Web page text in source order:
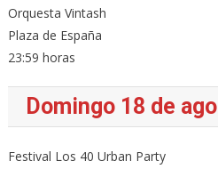
Orquesta Vintash
Plaza de España
23:59 horas
Domingo 18 de
Festival Los 40 Urban Party